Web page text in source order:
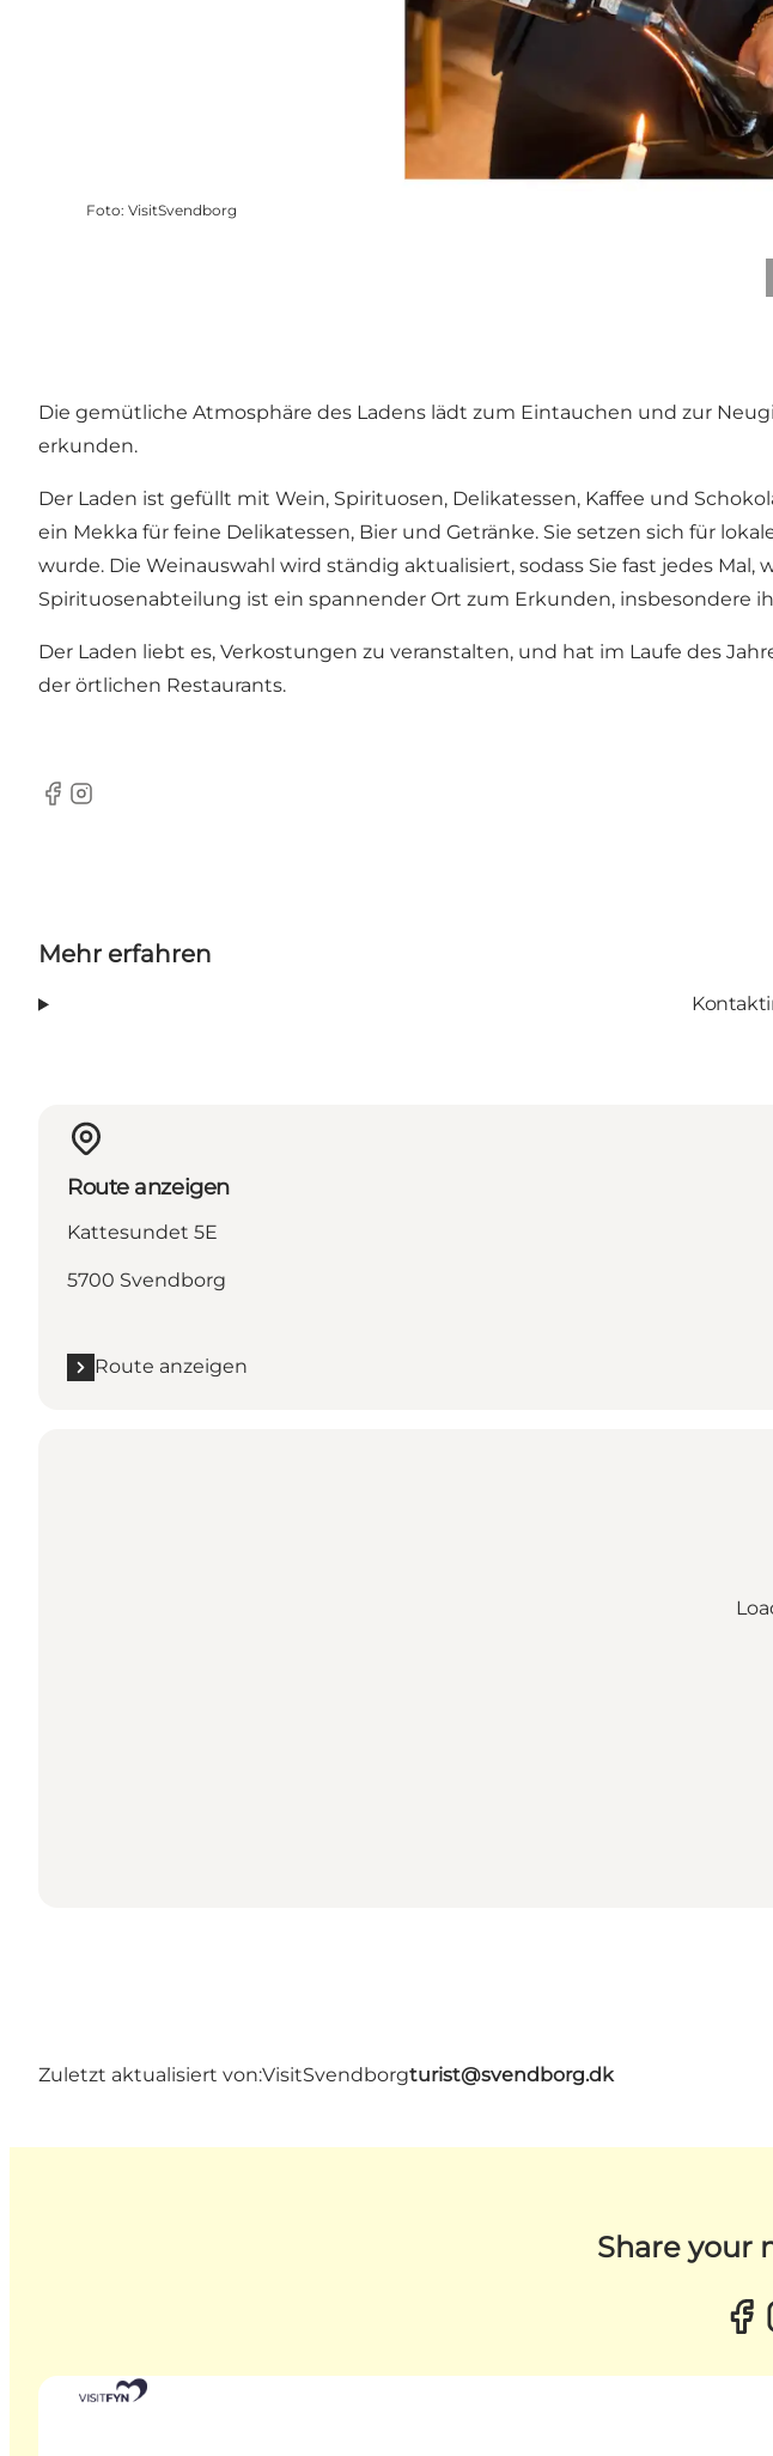
Foto: VisitSvendborg
Die gemütliche Atmosphäre des Ladens lädt zum Eintauchen und zur
erkunden.
Der Laden ist gefüllt mit Wein, Spirituosen, Delikatessen, Kaffee und
ein Mekka für feine Delikatessen, Bier und Getränke. Sie setzen sich für
wurde. Die Weinauswahl wird ständig aktualisiert, sodass Sie fast jedes
Spirituosenabteilung ist ein spannender Ort zum Erkunden, insbesondere
Der Laden liebt es, Verkostungen zu veranstalten, und hat im Laufe des
der örtlichen Restaurants.
Facebook
Instagram
Mehr erfahren
Route anzeigen
Kattesundet 5E
5700 Svendborg
Route anzeigen
Zuletzt aktualisiert von:VisitSvendborgturist@svendborg.dk
Share your